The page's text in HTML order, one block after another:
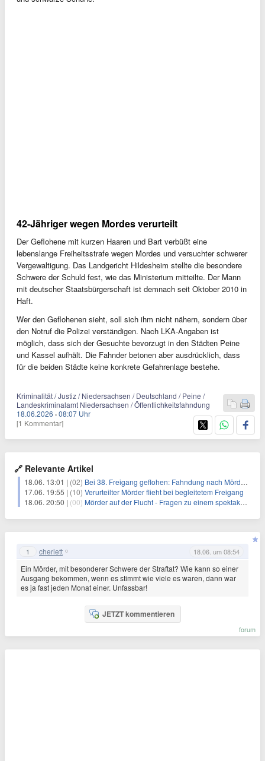
42-Jähriger wegen Mordes verurteilt
Der Geflohene mit kurzen Haaren und Bart verbüßt eine
lebenslange Freiheitsstrafe wegen Mordes und versuchter schwerer
Vergewaltigung. Das Landgericht Hildesheim stellte die besondere
Schwere der Schuld fest, wie das Ministerium mitteilte. Der Mann
mit deutscher Staatsbürgerschaft ist demnach seit Oktober 2010 in
Haft.
Wer den Geflohenen sieht, soll sich ihm nicht nähern, sondern über
den Notruf die Polizei verständigen. Nach LKA-Angaben ist
möglich, dass sich der Gesuchte bevorzugt in den Städten Peine
und Kassel aufhält. Die Fahnder betonen aber ausdrücklich, dass
für die beiden Städte keine konkrete Gefahrenlage bestehe.
Kriminalität / Justiz / Niedersachsen / Deutschland / Peine /
Landeskriminalamt Niedersachsen / Öffentlichkeitsfahndung
18.06.2026 ·08:07 Uhr
[1 Kommentar]
🔗 Relevante Artikel
18.06. 13:01 | (02) Bei 38. Freigang geflohen: Fahndung nach Mörder läuft
17.06. 19:55 | (10) Verurteilter Mörder flieht bei begleitetem Freigang
18.06. 20:50 | (00) Mörder auf der Flucht - Fragen zu einem spektakulären Fall
1 cherlett 18.06. um 08:54
Ein Mörder, mit besonderer Schwere der Straftat? Wie kann so einer
Ausgang bekommen, wenn es stimmt wie viele es waren, dann war
es ja fast jeden Monat einer. Unfassbar!
JETZT kommentieren
forum